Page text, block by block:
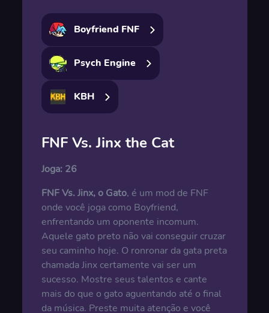
Boyfriend FNF
Psych Engine
KBH
FNF Vs. Jinx the Cat
Joga: 26
FNF Vs. Jinx, o Gato, é um mod de FNF
onde você joga como Boyfriend,
enfrentando um oponente incomum.
Aquele gato preto não vai conseguir cruzar
seu caminho hoje. O ronronar da gata preta
chamada Jinx certamente vai ser um
sucesso. Mostre seus talentos e cante
mais do que o gato aguentando até o final
da música. Preste muita atenção e você